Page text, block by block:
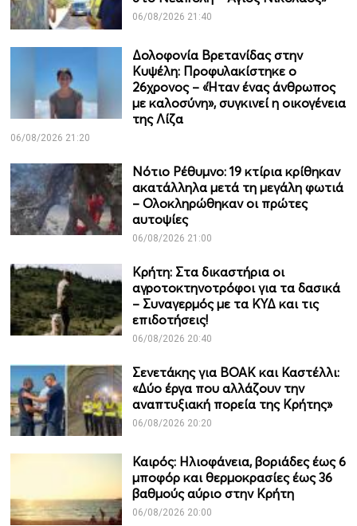
06/08/2026 21:40
Δολοφονία Βρετανίδας στην
Κυψέλη: Προφυλακίστηκε ο
26χρονος – «Ήταν ένας άνθρωπος
με καλοσύνη», συγκινεί η οικογένεια
της Λίζα
06/08/2026 21:20
Νότιο Ρέθυμνο: 19 κτίρια κρίθηκαν
ακατάλληλα μετά τη μεγάλη φωτιά
– Ολοκληρώθηκαν οι πρώτες
αυτοψίες
06/08/2026 21:00
Κρήτη: Στα δικαστήρια οι
αγροτοκτηνοτρόφοι για τα δασικά
– Συναγερμός με τα ΚΥΔ και τις
επιδοτήσεις!
06/08/2026 20:40
Σενετάκης για ΒΟΑΚ και Καστέλλι:
«Δύο έργα που αλλάζουν την
αναπτυξιακή πορεία της Κρήτης»
06/08/2026 20:20
Καιρός: Ηλιοφάνεια, βοριάδες έως 6
μποφόρ και θερμοκρασίες έως 36
βαθμούς αύριο στην Κρήτη
06/08/2026 20:00